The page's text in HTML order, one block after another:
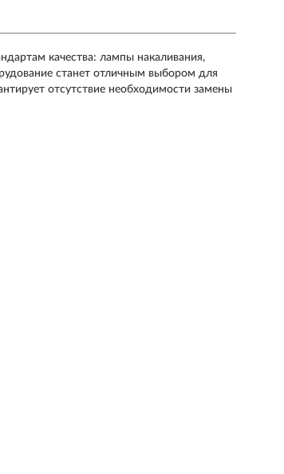
качества: лампы накаливания,
станет отличным выбором для
отсутствие необходимости замены